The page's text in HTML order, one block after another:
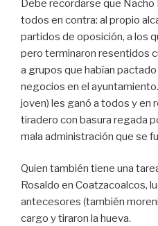
Debe recordarse que Nacho
todos en contra: al propio
partidos de oposición, a los
pero terminaron resentidos
a grupos que habían
negocios en el
joven) les ganó a todos y en
tiradero con basura regada
mala administración que se
Quien también tiene una
Rosaldo en Coatzacoalcos,
antecesores (también
cargo y tiraron la hueva.